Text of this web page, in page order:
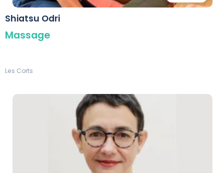
Shiatsu Odri
Massage
Les Corts